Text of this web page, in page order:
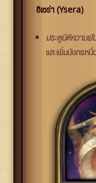
อิเซร่า (Ysera)
ประตูมิติความ
และเพิ่มมังกรห